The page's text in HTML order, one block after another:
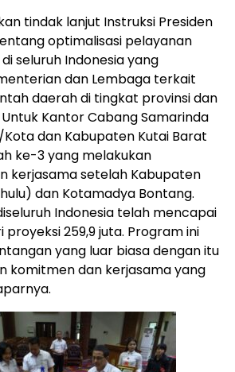
tindak lanjut Instruksi Presiden
optimalisasi pelayanan
seluruh Indonesia yang
dan Lembaga terkait
daerah di tingkat provinsi dan
Kantor Cabang Samarinda
dan Kabupaten Kutai Barat
ke-3 yang melakukan
kerjasama setelah Kabupaten
dan Kotamadya Bontang.
Indonesia telah mencapai
proyeksi 259,9 juta. Program ini
yang luar biasa dengan itu
komitmen dan kerjasama yang